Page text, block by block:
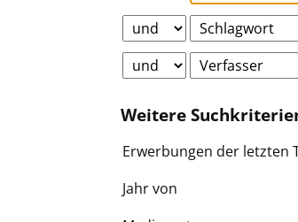
Weitere
Erwerbungen der letzten
Jahr von